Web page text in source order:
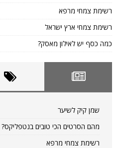
רשימת צמחי מרפא
רשימת צמחי ארץ ישראל
כמה כסף יש לאילון מאסק?
שמן קיק לשיער
מהם הסרטים הכי טובים בנטפליקס?
רשימת צמחי מרפא